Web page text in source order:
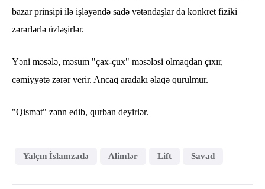
bazar prinsipi ilə işləyəndə sadə vətəndaşlar da konkret fiziki
zərərlərlə üzləşirlər.
Yəni məsələ, məsum "çax-çux" məsələsi olmaqdan çıxır,
cəmiyyətə zərər verir. Ancaq aradakı əlaqə qurulmur.
"Qismət" zənn edib, qurban deyirlər.
Yalçın İslamzadə Alimlər Lift Savad